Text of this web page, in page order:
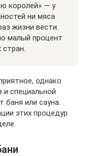
королей» — у
ни мяса
жизни вести.
малый процент
стран.
однако
специальной
баня или сауна.
этих процедур